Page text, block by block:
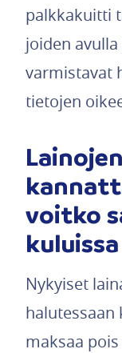
palkkakuitti
joiden
varmistavat
tietojen
voitko
kuluissa
Nykyiset
halutessaan
maksaa